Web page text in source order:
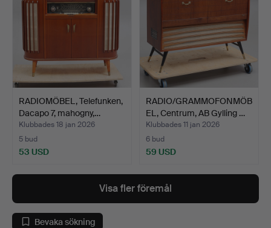
RADIOMÖBEL, Telefunken,
Dacapo 7, mahogny,…
Klubbades 18 jan 2026
5 bud
53 USD
RADIO/GRAMMOFONMÖB
EL, Centrum, AB Gylling …
Klubbades 11 jan 2026
6 bud
59 USD
Visa fler föremål
Bevaka sökning